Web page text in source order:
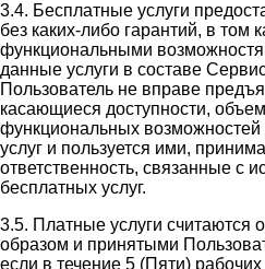
3.4. Бесплатные услуги
без каких-либо гарантий, в том
функциональными
данные услуги в составе
Пользователь не вправе
касающиеся доступности,
функциональных
услуг и пользуется ими,
ответственность, связанные с
бесплатных услуг.
3.5. Платные услуги
образом и принятыми
если в течение 5 (Пяти)